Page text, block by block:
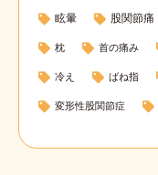
眩暈 股関節痛
枕 首の痛み
冷え ばね指
変形性股関節症